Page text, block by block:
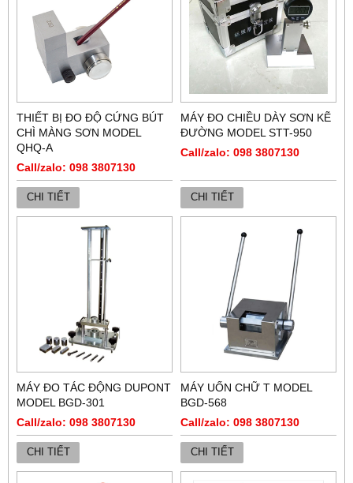
THIẾT BỊ ĐO ĐỘ CỨNG BÚT
CHÌ MÀNG SƠN MODEL
QHQ-A
Call/zalo: 098 3807130
CHI TIẾT
MÁY ĐO CHIỀU DÀY SƠN KẼ
ĐƯỜNG MODEL STT-950
Call/zalo: 098 3807130
CHI TIẾT
MÁY ĐO TÁC ĐỘNG DUPONT
MODEL BGD-301
Call/zalo: 098 3807130
CHI TIẾT
MÁY UỐN CHỮ T MODEL
BGD-568
Call/zalo: 098 3807130
CHI TIẾT